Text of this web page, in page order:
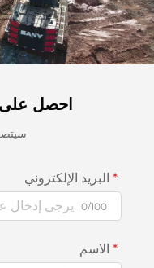
احصل
سيتصل
البريد الإلكتروني
0/100
الاسم